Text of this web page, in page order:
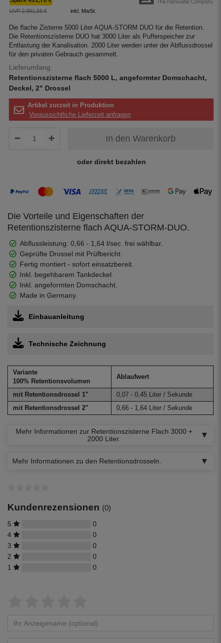
UVP 2.991,66 € inkl. MwSt.
Die flache Zisterne 5000 Liter AQUA-STORM DUO für die Retention.
Die Retentionszisterne DUO hat 3000 Liter als Pufferspeicher zur
Entlastung der Kanalisation. 2000 Liter werden unter der Abflussdrossel
für den privaten Gebrauch gesammelt.
Lieferumfang:
Retentionszisterne flach 5000 L, angeformter Domschacht,
Deckel, 2" Drossel
Artikel zurzeit in Produktion
Voraussichtliche Lieferzeit anfragen
In den Warenkorb
oder direkt bezahlen
Die Vorteile und Eigenschaften der
Retentionszisterne flach AQUA-STORM-DUO.
Abflussleistung: 0,66 - 1,64 l/sec. frei wählbar.
Geprüfte Drossel mit Prüfbericht.
Fertig montiert - sofort einsatzbereit.
Inkl. begehbarem Tankdeckel.
Inkl. angeformten Domschacht.
Made in Germany.
Einbauanleitung
Technische Zeichnung
Variante
100% Retentionsvolumen
Ablaufwert
mit Retentionsdrossel 1"
0,07 - 0,45 Liter / Sekunde
mit Retentionsdrossel 2"
0,66 - 1,64 Liter / Sekunde
Mehr Informationen zur Retentionszisterne Flach 3000 +
2000 Liter.
Mehr Informationen zu den Retentionsdrosseln.
Kundenrezensionen (0)
5
0
4
0
3
0
2
0
1
0